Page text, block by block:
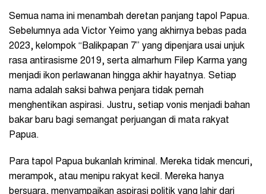
Semua nama ini menambah deretan panjang tapol Papua.
Sebelumnya ada Victor Yeimo yang akhirnya bebas pada
2023, kelompok “Balikpapan 7” yang dipenjara usai unjuk
rasa antirasisme 2019, serta almarhum Filep Karma yang
menjadi ikon perlawanan hingga akhir hayatnya. Setiap
nama adalah saksi bahwa penjara tidak pernah
menghentikan aspirasi. Justru, setiap vonis menjadi bahan
bakar baru bagi semangat perjuangan di mata rakyat
Papua.
Para tapol Papua bukanlah kriminal. Mereka tidak mencuri,
merampok, atau menipu rakyat kecil. Mereka hanya
bersuara, menyampaikan aspirasi politik yang lahir dari